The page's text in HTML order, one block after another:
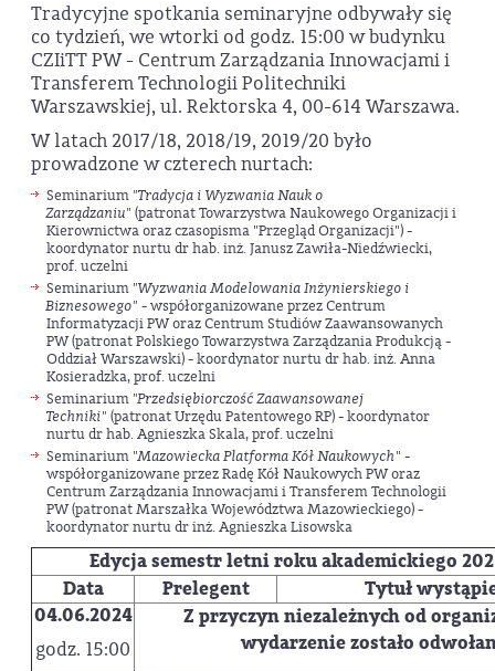
Tradycyjne spotkania seminaryjne odbywały się
co tydzień, we wtorki od godz. 15:00 w budynku
CZIiTT PW - Centrum Zarządzania Innowacjami i
Transferem Technologii Politechniki
Warszawskiej, ul. Rektorska 4, 00-614 Warszawa.
W latach 2017/18, 2018/19, 2019/20 było
prowadzone w czterech nurtach:
Seminarium "Tradycja i Wyzwania Nauk o
Zarządzaniu" (patronat Towarzystwa Naukowego Organizacji i
Kierownictwa oraz czasopisma "Przegląd Organizacji") -
koordynator nurtu dr hab. inż. Janusz Zawiła-Niedźwiecki,
prof. uczelni
Seminarium "Wyzwania Modelowania Inżynierskiego i
Biznesowego" - współorganizowane przez Centrum
Informatyzacji PW oraz Centrum Studiów Zaawansowanych
PW (patronat Polskiego Towarzystwa Zarządzania Produkcją -
Oddział Warszawski) - koordynator nurtu dr hab. inż. Anna
Kosieradzka, prof. uczelni
Seminarium "Przedsiębiorczość Zaawansowanej
Techniki" (patronat Urzędu Patentowego RP) - koordynator
nurtu dr hab. Agnieszka Skala, prof. uczelni
Seminarium "Mazowiecka Platforma Kół Naukowych" -
współorganizowane przez Radę Kół Naukowych PW oraz
Centrum Zarządzania Innowacjami i Transferem Technologii
PW (patronat Marszałka Województwa Mazowieckiego) -
koordynator nurtu dr inż. Agnieszka Lisowska
Edycja semestr letni roku akademickiego
Data
Prelegent
Tytuł
04.06.2024
godz. 15:00
Z przyczyn niezależnych od
wydarzenie zostało